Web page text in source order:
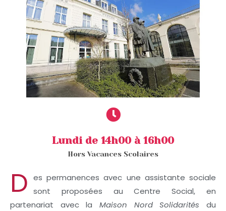
Lundi de 14h00 à 16h00
Hors Vacances Scolaires
D es permanences avec une assistante sociale
sont proposées au Centre Social, en
partenariat avec la Maison Nord Solidarités du